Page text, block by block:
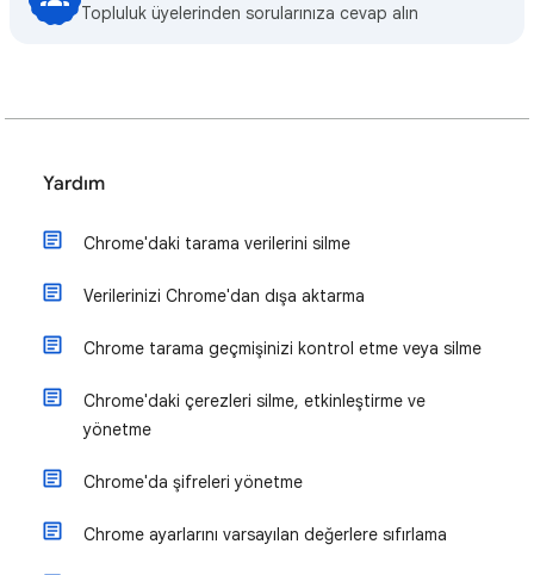
Topluluk üyelerinden sorularınıza cevap alın
Yardım
Chrome'daki tarama verilerini silme
Verilerinizi Chrome'dan dışa aktarma
Chrome tarama geçmişinizi kontrol etme veya silme
Chrome'daki çerezleri silme, etkinleştirme ve
yönetme
Chrome'da şifreleri yönetme
Chrome ayarlarını varsayılan değerlere sıfırlama